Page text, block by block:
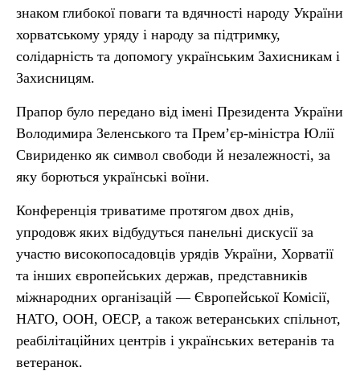
знаком глибокої поваги та вдячності народу України
хорватському уряду і народу за підтримку,
солідарність та допомогу українським Захисникам і
Захисницям.
Прапор було передано від імені Президента України
Володимира Зеленського та Прем’єр-міністра Юлії
Свириденко як символ свободи й незалежності, за
яку борються українські воїни.
Конференція триватиме протягом двох днів,
упродовж яких відбудуться панельні дискусії за
участю високопосадовців урядів України, Хорватії
та інших європейських держав, представників
міжнародних організацій — Європейської Комісії,
НАТО, ООН, ОЕСР, а також ветеранських спільнот,
реабілітаційних центрів і українських ветеранів та
ветеранок.